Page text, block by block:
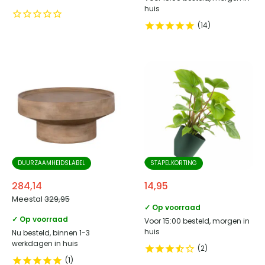
huis
14
DUURZAAMHEIDSLABEL
284,14
Meestal 329,95
✓ Op voorraad
Nu besteld, binnen 1-3
werkdagen in huis
1
STAPELKORTING
14,95
✓ Op voorraad
Voor 15:00 besteld, morgen in
huis
2